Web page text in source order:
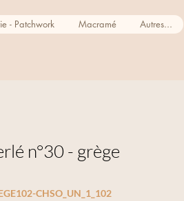
- Patchwork Macramé Autres...
n°30 - grège
CHSO_UN_1_102